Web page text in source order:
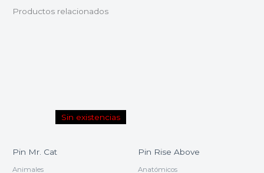
Productos relacionados
Sin existencias
Pin Mr. Cat
Animales
Pin Rise Above
Anatómicos